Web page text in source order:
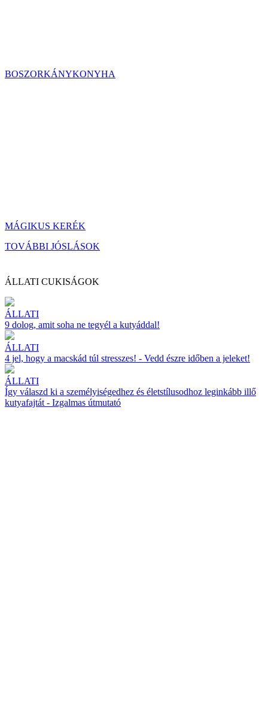
BOSZORKÁNYKONYHA
MÁGIKUS KERÉK
TOVÁBBI JÓSLÁSOK
ÁLLATI CUKISÁGOK
ÁLLATI
9 dolog, amit soha ne tegyél a kutyáddal!
ÁLLATI
4 jel, hogy a macskád túl stresszes! - Vedd észre időben a jeleket!
ÁLLATI
Így válaszd ki a személyiségedhez és életstílusodhoz leginkább illő
kutyafajtát - Izgalmas útmutató